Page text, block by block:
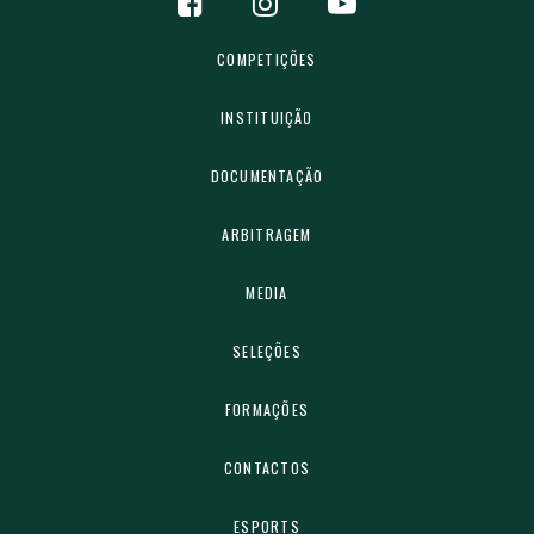
COMPETIÇÕES
INSTITUIÇÃO
DOCUMENTAÇÃO
ARBITRAGEM
MEDIA
SELEÇÕES
FORMAÇÕES
CONTACTOS
ESPORTS